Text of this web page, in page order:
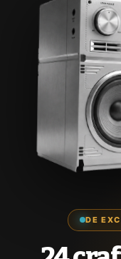
DE